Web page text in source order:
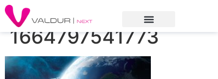
1664797541773